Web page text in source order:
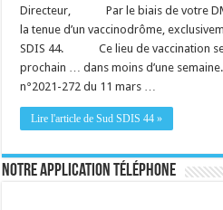
Directeur, Par le biais de votre
la tenue d’un vaccinodrôme,
SDIS 44. Ce lieu de vaccination
prochain … dans moins d’une
n°2021-272 du 11 mars …
Lire l'article de Sud SDIS 44 »
Notre application téléphone